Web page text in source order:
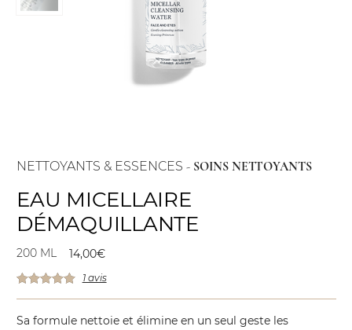
NETTOYANTS & ESSENCES - SOINS NETTOYANTS
EAU MICELLAIRE
DÉMAQUILLANTE
200 ML 14,00€
1 avis
Sa formule nettoie et élimine en un seul geste les